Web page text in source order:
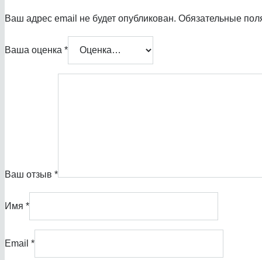
Ваш адрес email не будет опубликован. Обязательные
Ваша оценка *
Ваш отзыв *
Имя *
Email *